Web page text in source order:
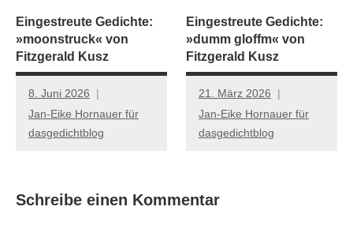
Eingestreute Gedichte:
»moonstruck« von
Fitzgerald Kusz
8. Juni 2026
Jan-Eike Hornauer für
dasgedichtblog
Eingestreute Gedichte:
»dumm gloffm« von
Fitzgerald Kusz
21. März 2026
Jan-Eike Hornauer für
dasgedichtblog
Schreibe einen Kommentar